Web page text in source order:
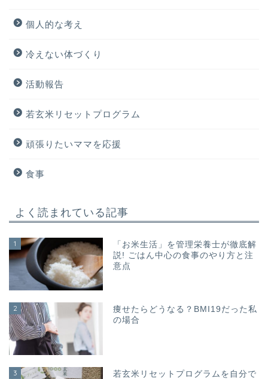
個人的な考え
冷えない体づくり
活動報告
若玄米リセットプログラム
頑張りたいママを応援
食事
よく読まれている記事
1
「お米生活」を管理栄養士が徹底解
説! ごはん中心の食事のやり方と注
意点
2
痩せたらどうなる？BMI19だった私
の場合
3
若玄米リセットプログラムを自分で